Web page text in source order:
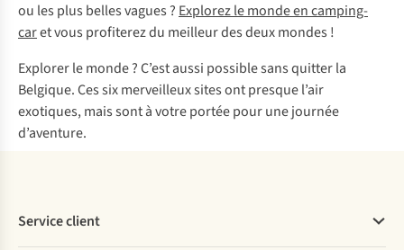
ou les plus belles vagues ? Explorez le monde en camping-
caret vous profiterez du meilleur des deux mondes !
Explorer le monde ? C’est aussi possible sans quitter la
Belgique. Cessix merveilleux sitesont presque l’air
exotiques, mais sont à votre portée pour une journée
d’aventure.
Service client